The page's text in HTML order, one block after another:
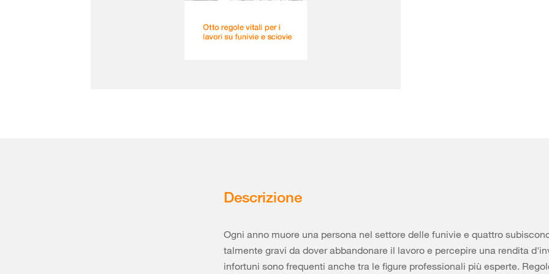
Descrizione
Ogni anno muore una persona nel settore delle funivie e quattro
talmente gravi da dover abbandonare il lavoro e percepire una rendita
infortuni sono frequenti anche tra le figure professionali più esperte.